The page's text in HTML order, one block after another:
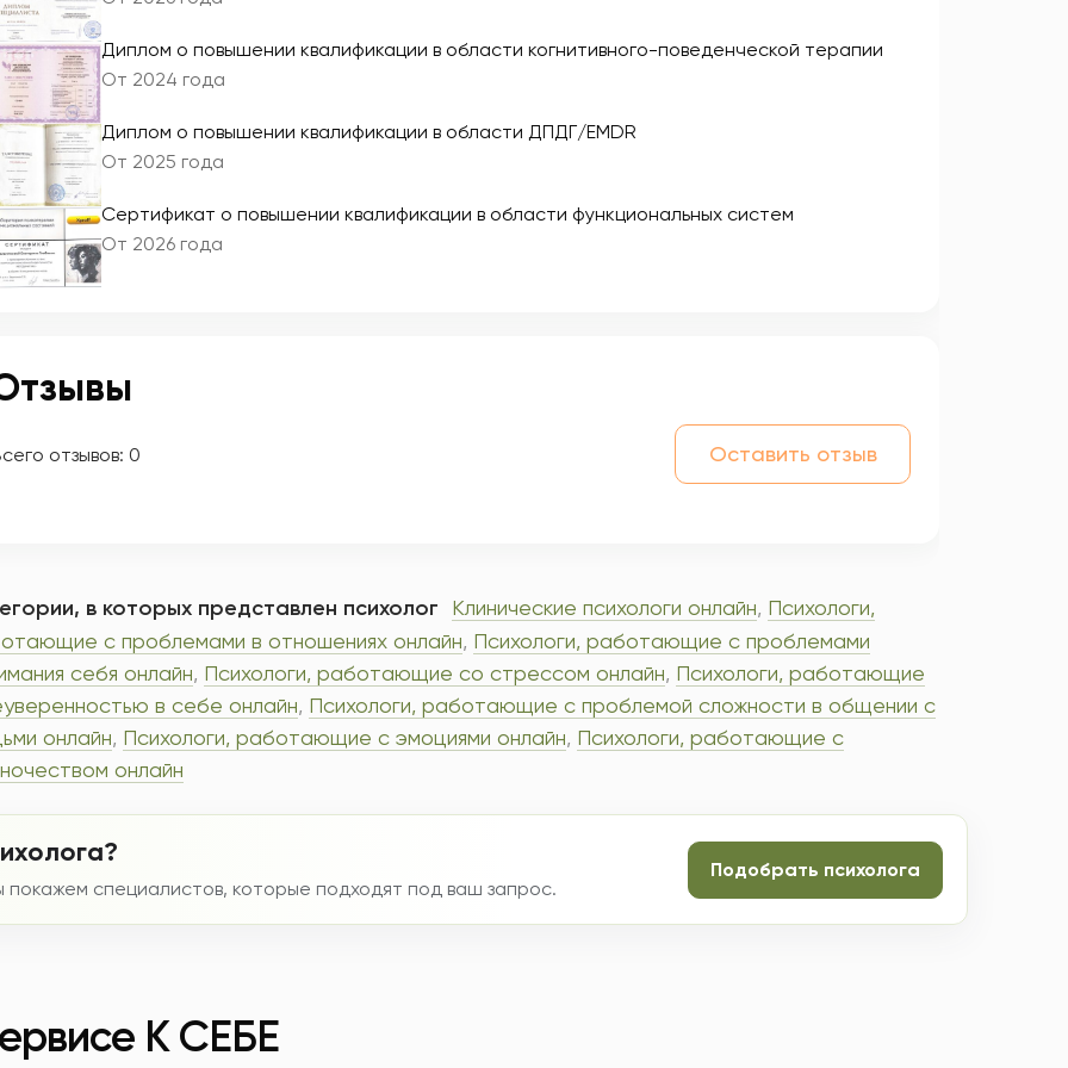
Диплом о повышении квалификации в области когнитивного-поведенческой терапии
От 2024 года
Диплом о повышении квалификации в области ДПДГ/EMDR
От 2025 года
Сертификат о повышении квалификации в области функциональных систем
От 2026 года
отзывов: 0 Оставить отзыв
в которых представлен психолог Клинические психологи онлайн, Психологи,
с проблемами в отношениях онлайн, Психологи, работающие с проблемами
себя онлайн, Психологи, работающие со стрессом онлайн, Психологи, работающие
в себе онлайн, Психологи, работающие с проблемой сложности в общении с
онлайн, Психологи, работающие с эмоциями онлайн, Психологи, работающие с
онлайн
покажем специалистов, которые подходят под ваш запрос.
Подобрать психолога
К СЕБЕ